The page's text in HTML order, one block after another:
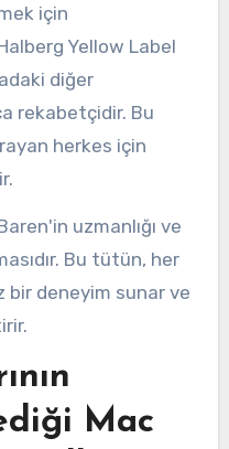
için
Yellow Label
diğer
rekabetçidir. Bu
herkes için
uzmanlığı ve
Bu tütün, her
deneyim sunar ve
Mac